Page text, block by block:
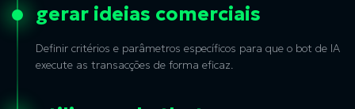
gerar ideias comerciais
Definir critérios e parâmetros específicos para que o bot de IA
execute as transacções de forma eficaz.